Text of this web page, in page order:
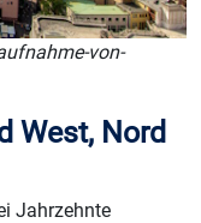
von-
West, Nord
Jahrzehnte